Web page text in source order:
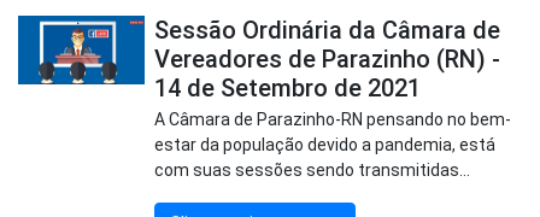
Sessão Ordinária da Câmara de
Vereadores de Parazinho (RN) -
14 de Setembro de 2021
A Câmara de Parazinho-RN pensando no bem-
estar da população devido a pandemia, está
com suas sessões sendo transmitidas...